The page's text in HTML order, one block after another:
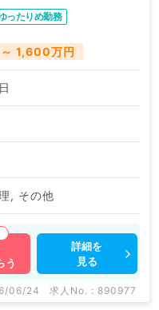
ったりめ勤務
1,600万円
, その他
う
詳細を
見る
06/24 求人No. : 890977